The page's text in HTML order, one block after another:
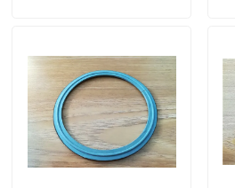
उत्पादों
हमारे बारे में